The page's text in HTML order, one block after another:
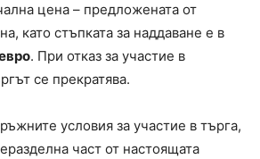
цена – предложената от
като стъпката за наддаване е в
. При отказ за участие в
се прекратява.
условия за участие в търга,
част от настоящата